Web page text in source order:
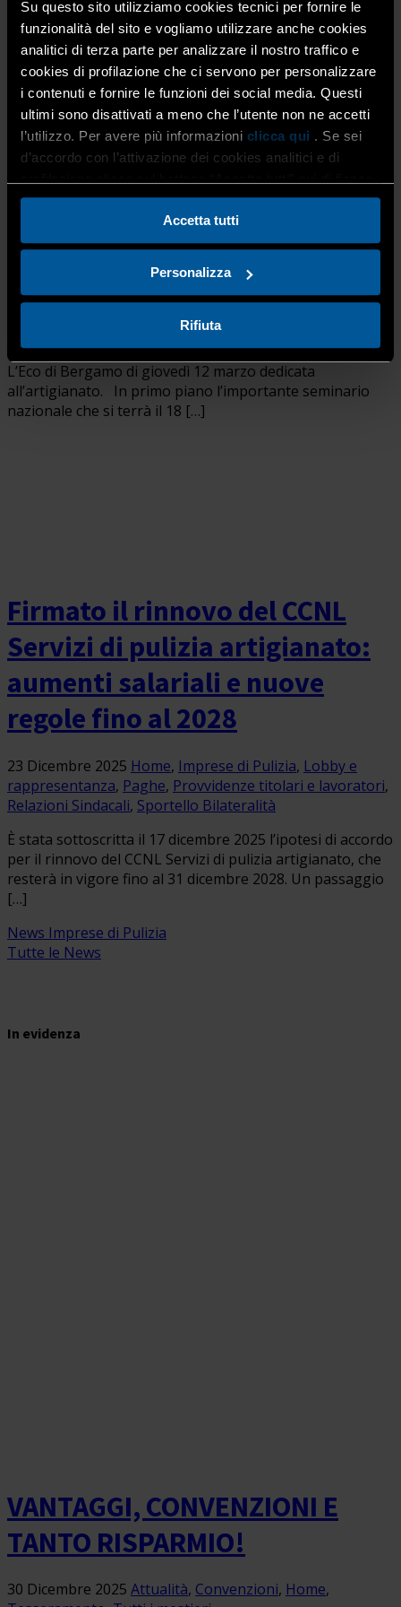
Su questo sito utilizziamo cookies tecnici per fornire le
funzionalità del sito e vogliamo utilizzare anche cookies
analitici di terza parte per analizzare il nostro traffico e
cookies di profilazione che ci servono per personalizzare
i contenuti e fornire le funzioni dei social media. Questi
ultimi sono disattivati a meno che l’utente non ne accetti
l’utilizzo. Per avere più informazioni clicca qui . Se sei
d’accordo con l’attivazione dei cookies analitici e di
Accetta tutti
Personalizza
Rifiuta
Le imprese di pulizia e i 50 anni
di Anap su L’Eco di Bergamo
del 12 marzo
,Imprese di Pulizia
Bergamo,Lobby e rappresentanza,Movimento Anziani
Pubblicazioni e media, Servizi
Le imprese di pulizia sono protagoniste sulla pagina de
L’Eco di Bergamo di giovedì 12 marzo dedicata
all’artigianato. In primo piano l’importante seminario
nazionale che si terrà il 18 […]
Firmato il rinnovo del CCNL
Servizi di pulizia artigianato:
aumenti salariali e nuove
regole fino al 2028
23 Dicembre 2025 Home, Imprese di Pulizia, Lobby e
rappresentanza, Paghe, Provvidenze titolari e lavoratori,
Relazioni Sindacali, Sportello Bilateralità
È stata sottoscritta il 17 dicembre 2025 l’ipotesi di accordo
per il rinnovo del CCNL Servizi di pulizia artigianato, che
resterà in vigore fino al 31 dicembre 2028. Un passaggio
[…]
News Imprese di Pulizia
Tutte le News
In evidenza
VANTAGGI, CONVENZIONI E
TANTO RISPARMIO!
30 Dicembre 2025 Attualità, Convenzioni, Home,